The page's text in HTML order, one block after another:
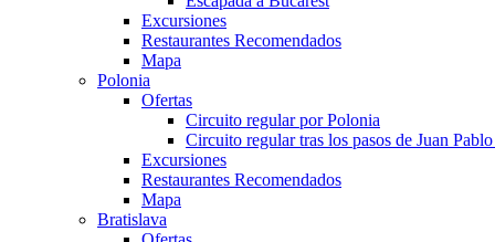
Excursiones
Restaurantes Recomendados
Mapa
Polonia
Ofertas
Circuito regular por Polonia
Circuito regular tras los pasos de Juan
Excursiones
Restaurantes Recomendados
Mapa
Bratislava